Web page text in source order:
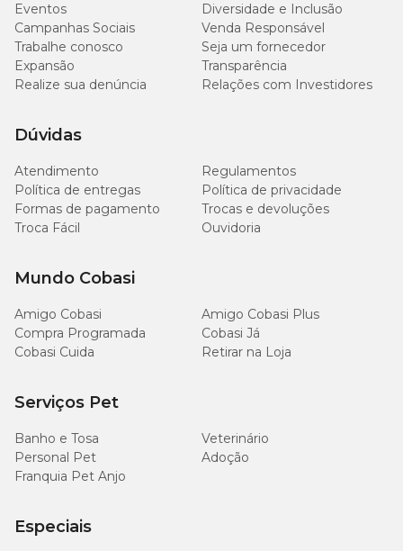
Medidas aproximadas
Tamanho
Diâmetro
(cm)
(cm)
Nº 06
Eventos
Diversidade e Inclusão
Campanhas Sociais
Venda Responsável
Trabalhe conosco
Seja um fornecedor
Expansão
Transparência
Realize sua denúncia
Relações com Investidores
Dúvidas
Atendimento
Regulamentos
Política de entregas
Política de privacidade
Formas de pagamento
Trocas e devoluções
Troca Fácil
Ouvidoria
Mundo Cobasi
Amigo Cobasi
Amigo Cobasi Plus
Compra Programada
Cobasi Já
Cobasi Cuida
Retirar na Loja
Serviços Pet
Banho e Tosa
Veterinário
Personal Pet
Adoção
Franquia Pet Anjo
Especiais